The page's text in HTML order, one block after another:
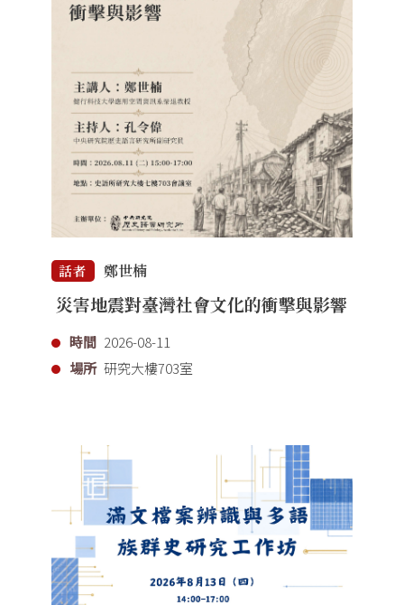
話者 鄭世楠
災害地震對臺灣社會文化的衝擊與影響
時間 2026-08-11
場所 研究大樓703室